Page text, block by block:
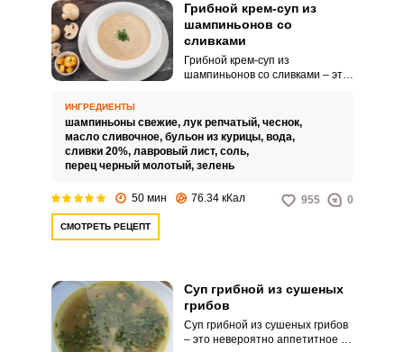
Грибной крем-суп из
шампиньонов со
сливками
Грибной крем-суп из
шампиньонов со сливками – это
грибов, чаще всего из
шампиньонов, и с добавлением
сливок для создания нежной
текстуры и богатого вкуса. Этот
может быть приправлен
специями и зеленью по
ИНГРЕДИЕНТЫ
шампиньоны свежие, лук репчатый, чеснок,
масло сливочное, бульон из курицы, вода,
сливки 20%, лавровый лист, соль,
перец черный молотый, зелень
50 мин 76.34 кКал 955 0
СМОТРЕТЬ РЕЦЕПТ
Суп грибной из сушеных
грибов
Суп грибной из сушеных грибов
– это невероятно аппетитное и